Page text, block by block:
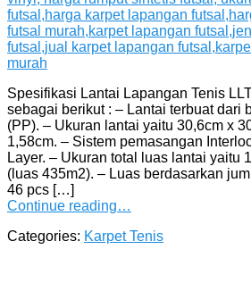
Spesifikasi Lantai Lapangan Tenis
sebagai berikut : – Lantai terbuat dari
(PP). – Ukuran lantai yaitu 30,6cm x
1,58cm. – Sistem pemasangan
Layer. – Ukuran total luas lantai yaitu
(luas 435m2). – Luas berdasarkan
46 pcs […]
Continue reading…
Categories: Karpet Tenis